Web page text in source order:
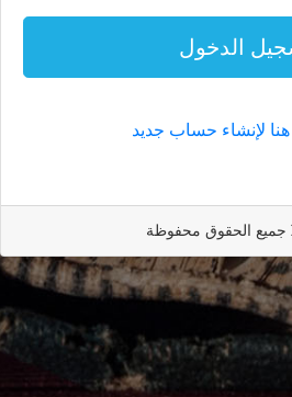
الدخول
لإنشاء حساب جديد